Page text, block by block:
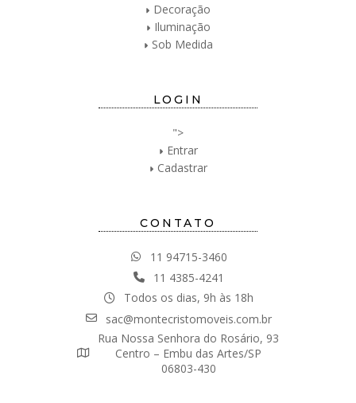
Decoração
Iluminação
Sob Medida
LOGIN
">
Entrar
Cadastrar
CONTATO
11 94715-3460
11 4385-4241
Todos os dias, 9h às 18h
sac@montecristomoveis.com.br
Rua Nossa Senhora do Rosário, 93
Centro – Embu das Artes/SP
06803-430